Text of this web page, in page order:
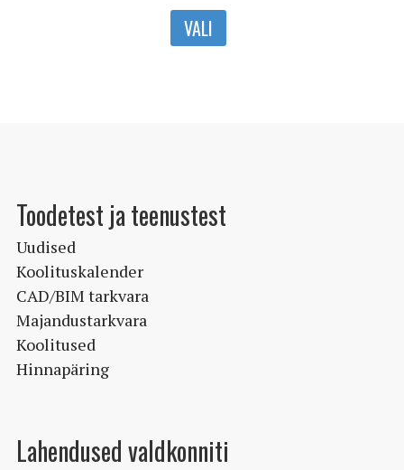
VALI
Sellel
tootelehel.
Toodetest ja teenustest
Uudised
Koolituskalender
CAD/BIM tarkvara
Majandustarkvara
Koolitused
Hinnapäring
Lahendused valdkonniti